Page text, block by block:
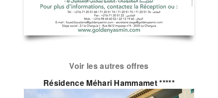
Voir les autres offres
Résidence Méhari Hammamet *****